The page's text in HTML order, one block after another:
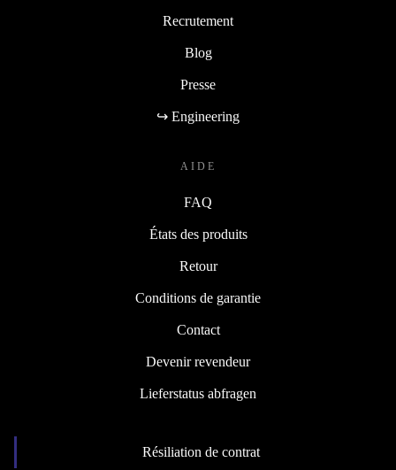
Recrutement
Blog
Presse
↪ Engineering
AIDE
FAQ
États des produits
Retour
Conditions de garantie
Contact
Devenir revendeur
Lieferstatus abfragen
Résiliation de contrat